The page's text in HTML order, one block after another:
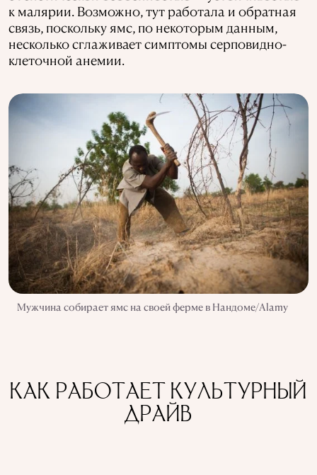
к малярии. Возможно, тут работала и обратная
связь, поскольку ямс, по некоторым данным,
несколько сглаживает симптомы серповидно-
клеточной анемии.
Мужчина собирает ямс на своей ферме в Нандоме/Alamy
КАК РАБОТАЕТ КУЛЬТУРНЫЙ
ДРАЙВ